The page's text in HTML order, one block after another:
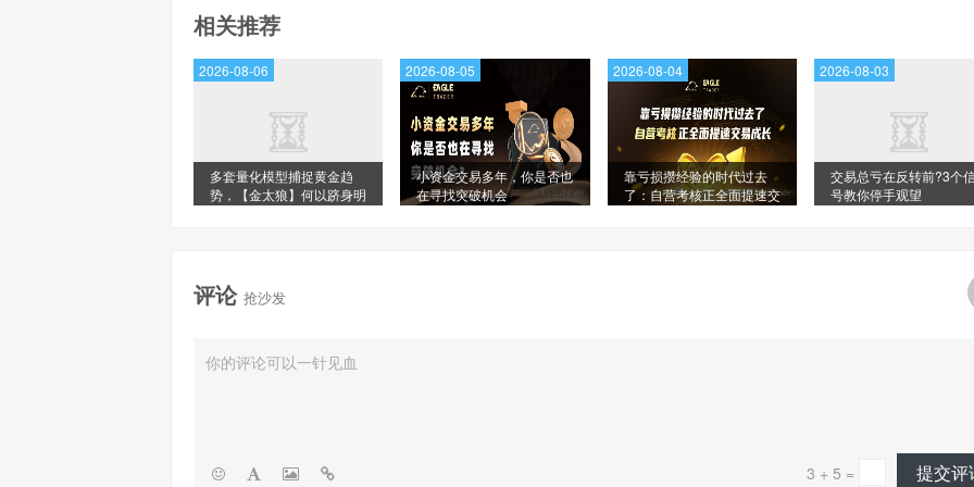
相关推荐
多套量化模型捕捉黄金趋
势，【金太狼】何以跻身明
2026-08-06
小资金交易多年，你是否也
在寻找突破机会
2026-08-05
靠亏损攒经验的时代过去
了：自营考核正全面提速交
2026-08-04
交易总亏在反转前?3个
号教你停手观望
2026-08-03
评论 抢沙发
3 + 5 = 提交评